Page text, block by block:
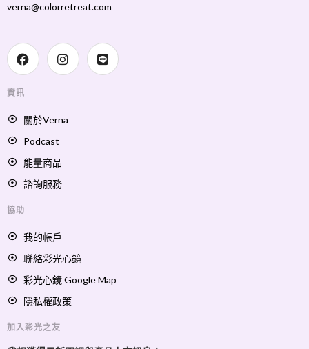
verna@colorretreat.com
資訊
關於Verna
Podcast
能量商品
諮詢服務
協助
我的帳戶
聯絡彩光心鏡
彩光心鏡 Google Map
隱私權政策
加入彩光之友